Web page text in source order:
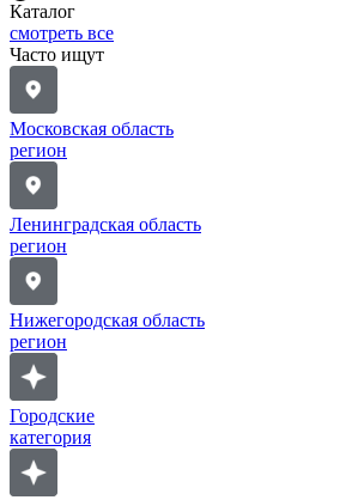
Каталог
смотреть все
Часто ищут
Московская область
регион
Ленинградская область
регион
Нижегородская область
регион
Городские
категория